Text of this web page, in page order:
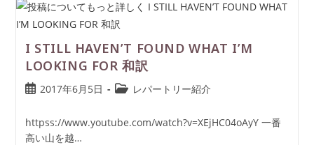
I STILL HAVEN’T FOUND WHAT I’M
LOOKING FOR 和訳
2017年6月5日 レパートリー紹介
httpss://www.youtube.com/watch?v=XEjHC04oAyY 一番
高い山を越…